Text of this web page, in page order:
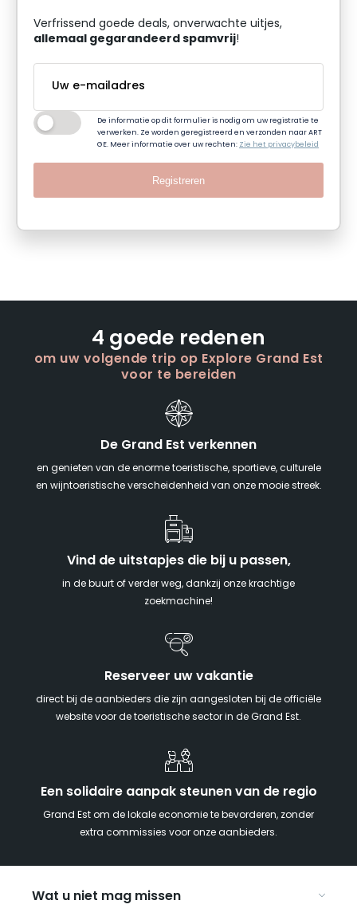
Verfrissend goede deals, onverwachte uitjes,
allemaal gegarandeerd spamvrij!
De informatie op dit formulier is nodig om uw registratie te
verwerken. Ze worden geregistreerd en verzonden naar ART
GE. Meer informatie over uw rechten:Zie het privacybeleid
Registreren
4 goede redenen
om uw volgende trip op Explore Grand Est
voor te bereiden
De Grand Est verkennen
en genieten van de enorme toeristische, sportieve, culturele
en wijntoeristische verscheidenheid van onze mooie streek.
Vind de uitstapjes die bij u passen,
in de buurt of verder weg, dankzij onze krachtige
zoekmachine!
Reserveer uw vakantie
direct bij de aanbieders die zijn aangesloten bij de officiële
website voor de toeristische sector in de Grand Est.
Een solidaire aanpak steunen van de regio
Grand Est om de lokale economie te bevorderen, zonder
extra commissies voor onze aanbieders.
Wat u niet mag missen